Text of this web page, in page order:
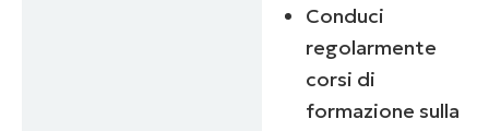
Conduci
regolarmente
corsi di
formazione sulla